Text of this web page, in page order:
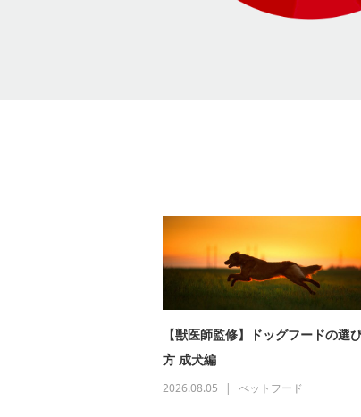
【獣医師監修】ドッグフードの選
方 成犬編
2026.08.05 ぺットフード